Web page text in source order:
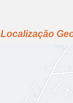
Localização